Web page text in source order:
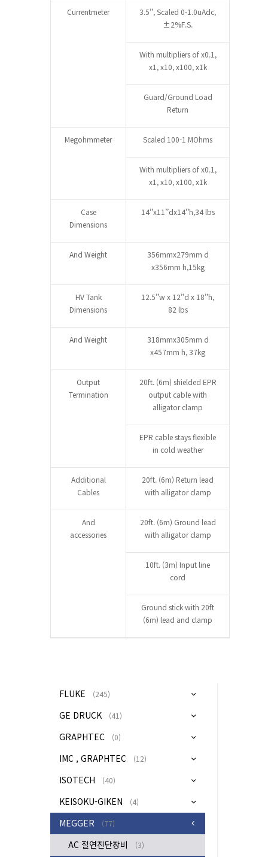
Currentmeter
3.5’’, Scaled 0-1.0uAdc,
±2%F.S.
With multipliers of x0.1,
x1, x10, x100, x1k
Guard/Ground Load
Return
Megohmmeter Scaled 100-1 MOhms
With multipliers of x0.1,
x1, x10, x100, x1k
Case
Dimensions
14’’x11’’dx14’’h,34 lbs
And Weight
356mmx279mm d
x356mm h,15kg
HV Tank
Dimensions
12.5’’w x 12’’d x 18’’h,
82 lbs
And Weight
318mmx305mm d
x457mm h, 37kg
Output
Termination
20ft. (6m) shielded EPR
output cable with
alligator clamp
EPR cable stays flexible
in cold weather
Additional
Cables
20ft. (6m) Return lead
with alligator clamp
And
accessories
20ft. (6m) Ground lead
with alligator clamp
10ft. (3m) Input line
cord
Ground stick with 20ft
(6m) lead and clamp
FLUKE (245)
GE DRUCK (41)
GRAPHTEC (0)
IMC , GRAPHTEC (12)
ISOTECH (40)
KEISOKU-GIKEN (4)
MEGGER (77)
AC 절연진단장비 (3)